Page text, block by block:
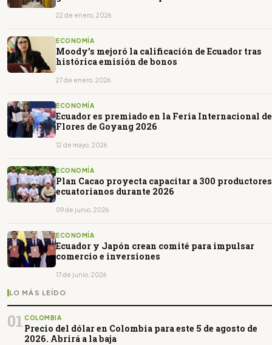
22 de enero, 2026
ECONOMÍA
Moody’s mejoró la calificación de Ecuador tras
histórica emisión de bonos
27 de enero, 2026
ECONOMÍA
Ecuador es premiado en la Feria Internacional de
Flores de Goyang 2026
12 de mayo, 2026
ECONOMÍA
Plan Cacao proyecta capacitar a 300 productores
ecuatorianos durante 2026
09 de junio, 2026
ECONOMÍA
Ecuador y Japón crean comité para impulsar
comercio e inversiones
17 de junio, 2026
LO MÁS LEÍDO
01 COLOMBIA
Precio del dólar en Colombia para este 5 de agosto de
2026. Abrirá a la baja